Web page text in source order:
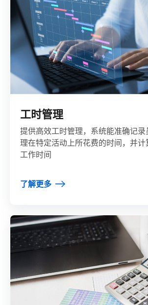
工时管理
提供高效工时管理，系统能准确记
理在特定活动上所花费的时间，并
工作时间
了解更多